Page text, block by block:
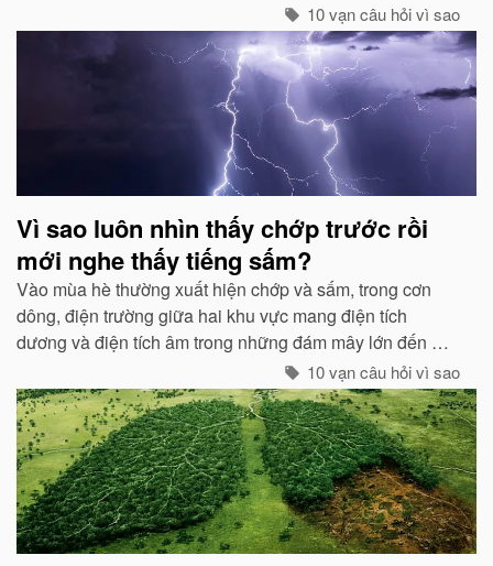
10 vạn câu hỏi vì sao
Vì sao luôn nhìn thấy chớp trước rồi
mới nghe thấy tiếng sấm?
Vào mùa hè thường xuất hiện chớp và sấm, trong cơn
dông, điện trường giữa hai khu vực mang điện tích
dương và điện tích âm trong những đám mây lớn đến một
mức độ nhất định, hai loại điện tích trong quá trình phát
triển sẽ phát ra tia lửa...
10 vạn câu hỏi vì sao